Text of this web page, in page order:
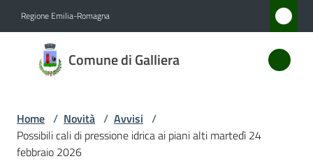
Regione Emilia-Romagna
Comune di Galliera
Comune
di
Amministrazione
Home / Novità / Avvisi /
Possibili cali di pressione idrica ai piani alti martedì 24
febbraio 2026